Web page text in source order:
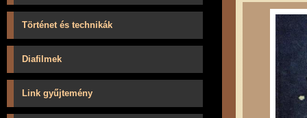
Történet és technikák
Diafilmek
Link gyűjtemény